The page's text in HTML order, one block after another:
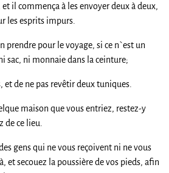
il commença à les envoyer deux à deux,
les esprits impurs.
prendre pour le voyage, si ce n`est un
sac, ni monnaie dans la ceinture;
et de ne pas revêtir deux tuniques.
maison que vous entriez, restez-y
de ce lieu.
gens qui ne vous reçoivent ni ne vous
et secouez la poussière de vos pieds, afin